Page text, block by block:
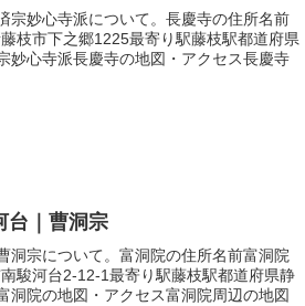
宗妙心寺派について。長慶寺の住所名前
枝市下之郷1225最寄り駅藤枝駅都道府県
妙心寺派長慶寺の地図・アクセス長慶寺
台｜曹洞宗
洞宗について。富洞院の住所名前富洞院
駿河台2-12-1最寄り駅藤枝駅都道府県静
洞院の地図・アクセス富洞院周辺の地図